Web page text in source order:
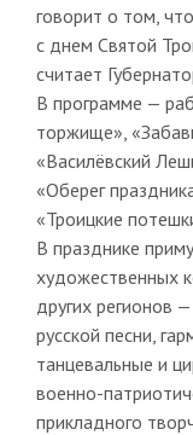
говорит о том,
с днем Святой
считает
В программе —
торжище»,
«Василёвский
«Оберег
«Троицкие
В празднике
художественных
других регионов
русской песни,
танцевальные и
военно-
прикладного